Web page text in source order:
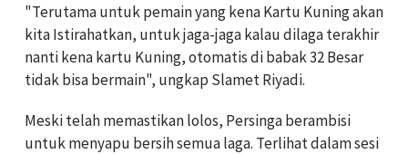
"Terutama untuk pemain yang kena Kartu Kuning akan
kita Istirahatkan, untuk jaga-jaga kalau dilaga terakhir
nanti kena kartu Kuning, otomatis di babak 32 Besar
tidak bisa bermain", ungkap Slamet Riyadi.
Meski telah memastikan lolos, Persinga berambisi
untuk menyapu bersih semua laga. Terlihat dalam sesi